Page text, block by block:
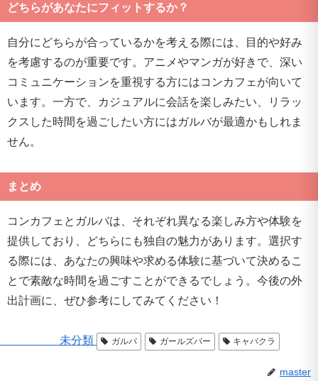
どちらがあなたにフィットするか？
自分にどちらが合っているかを考える際には、目的や好み
を考慮するのが重要です。アニメやマンガが好きで、深い
コミュニケーションを重視する方にはコンカフェが向いて
います。一方で、カジュアルに会話を楽しみたい、リラッ
クスした時間を過ごしたい方にはガルバが最適かもしれま
せん。
まとめ
コンカフェとガルバは、それぞれ異なる楽しみ方や体験を
提供しており、どちらにも独自の魅力があります。選択す
る際には、あなたの興味や求める体験に基づいて決めるこ
とで素敵な時間を過ごすことができるでしょう。今後の外
出計画に、ぜひ参考にしてみてください！
未分類 ガルバ ガールズバー キャバクラ
master